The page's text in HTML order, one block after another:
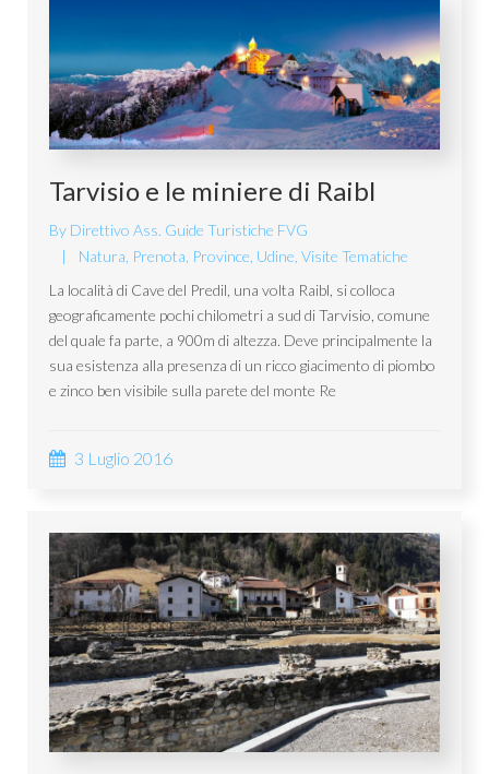
Tarvisio e le miniere di Raibl
By Direttivo Ass. Guide Turistiche FVG
Natura Prenota Province Udine Visite Tematiche
La località di Cave del Predil, una volta Raibl, si colloca
geograficamente pochi chilometri a sud di Tarvisio, comune
del quale fa parte, a 900m di altezza. Deve principalmente la
sua esistenza alla presenza di un ricco giacimento di piombo
e zinco ben visibile sulla parete del monte Re
3 Luglio 2016